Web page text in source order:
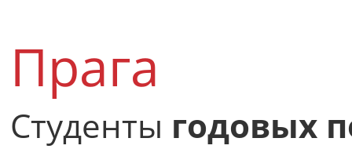
Прага
Студенты годовых